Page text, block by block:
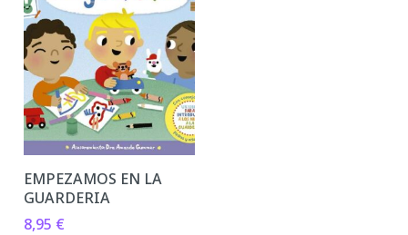
EMPEZAMOS EN LA
GUARDERIA
8,95 €